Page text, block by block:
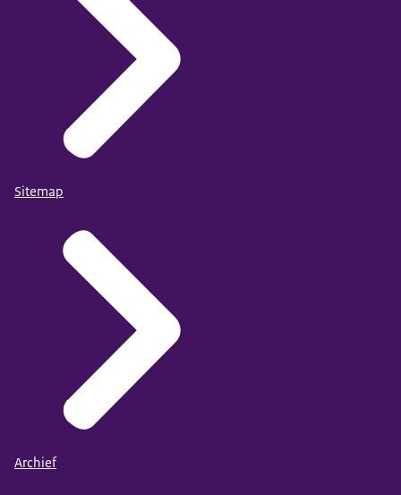
Zie ook de publicatie op de website van de OESO
purchasing power in different OECD countries.
Sitemap
Archief